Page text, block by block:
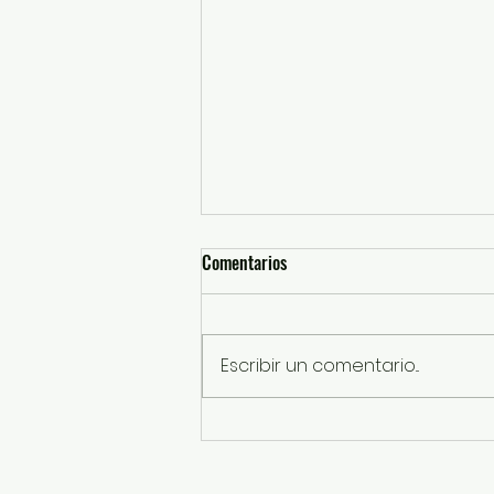
Concluye con éxito curso de
Comentarios
Escribir un comentario...